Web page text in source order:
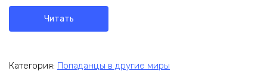
Читать
Категория: Попаданцы в другие миры